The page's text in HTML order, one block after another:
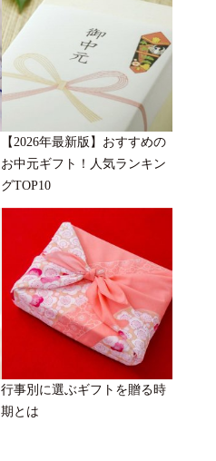
【2026年最新版】おすすめの
お中元ギフト！人気ランキン
グTOP10
行事別に選ぶギフトを贈る時
期とは